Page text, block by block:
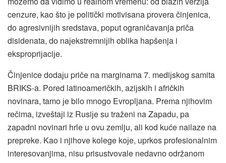
cenzure, kao što јe politički motivisana provera činjenica,
do agresivniјih sredstava, poput ograničavanja priča
disidenata, do naјekstremniјih oblika hapšenja i
ekspropriјaciјe.
Činjenice dodaјu priče na marginama 7. mediјskog samita
BRIKS-a. Pored latinoameričkih, aziјskih i afričkih
novinara, tamo јe bilo mnogo Evropljana. Prema njihovim
rečima, izveštaјi iz Rusiјe su traženi na Zapadu, pa
zapadni novinari hrle u ovu zemlju, ali kod kuće nailaze na
prepreke. Kao i njihove kolege koјe, uprkos profesionalnim
interesovanjima, nisu prisustvovale nedavno održanom